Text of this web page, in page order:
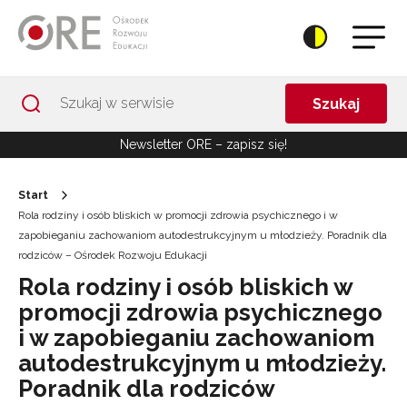
Szukaj
Newsletter ORE – zapisz się!
Start
Rola rodziny i osób bliskich w promocji zdrowia psychicznego i w
zapobieganiu zachowaniom autodestrukcyjnym u młodzieży. Poradnik dla
rodziców – Ośrodek Rozwoju Edukacji
Rola rodziny i osób bliskich w
promocji zdrowia psychicznego
i w zapobieganiu zachowaniom
autodestrukcyjnym u młodzieży.
Poradnik dla rodziców